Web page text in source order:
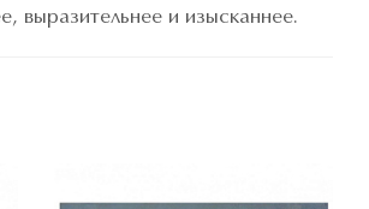
выразительнее и изысканнее.